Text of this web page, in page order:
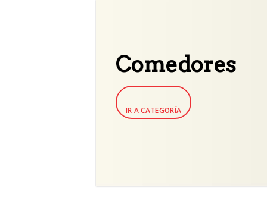
Comedores
IR A CATEGORÍA